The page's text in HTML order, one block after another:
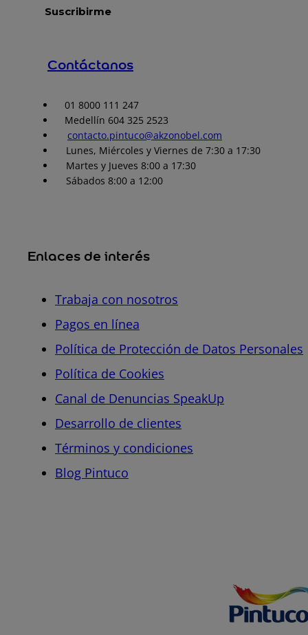
Contáctanos
01 8000 111 247
Medellín 604 325 2523
contacto.pintuco@akzonobel.com
Lunes, Miércoles y Viernes de 7:30 a 17:30
Martes y Jueves 8:00 a 17:30
Sábados 8:00 a 12:00
Enlaces de interés
Trabaja con nosotros
Pagos en línea
Política de Protección de Datos Personales
Política de Cookies
Canal de Denuncias SpeakUp
Desarrollo de clientes
Términos y condiciones
Blog Pintuco